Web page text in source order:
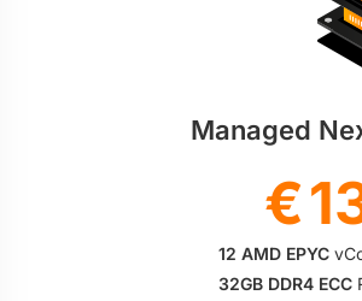
€
12 AMD EPYC
32GB DDR4 ECC
Managed